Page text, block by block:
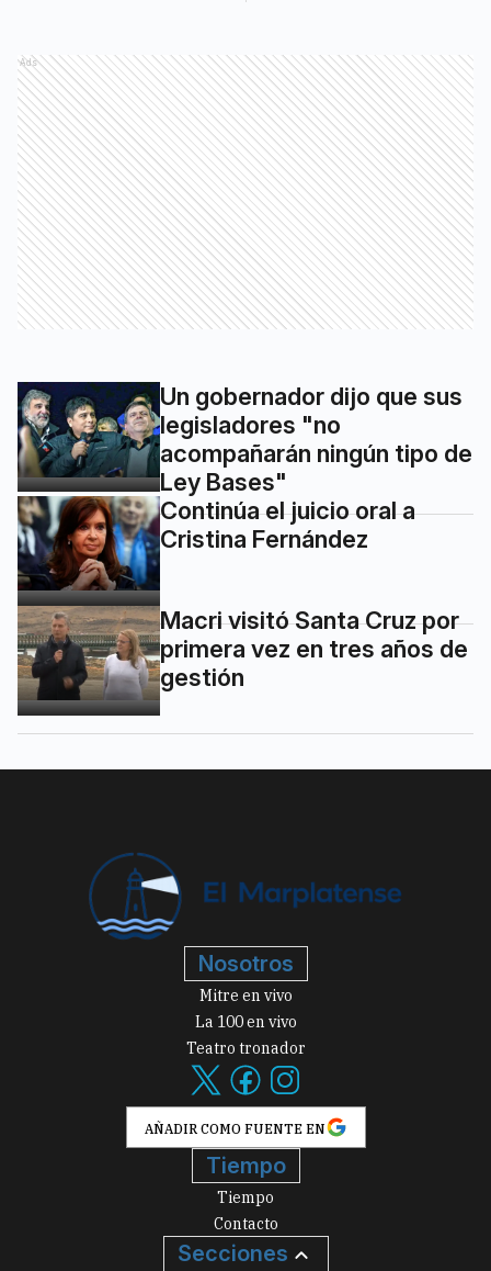
Ads
Un gobernador dijo que sus
legisladores "no
acompañarán ningún tipo de
Ley Bases"
Continúa el juicio oral a
Cristina Fernández
Macri visitó Santa Cruz por
primera vez en tres años de
gestión
Nosotros
Mitre en vivo
La 100 en vivo
Teatro tronador
AÑADIR COMO FUENTE EN
Tiempo
Tiempo
Contacto
Secciones